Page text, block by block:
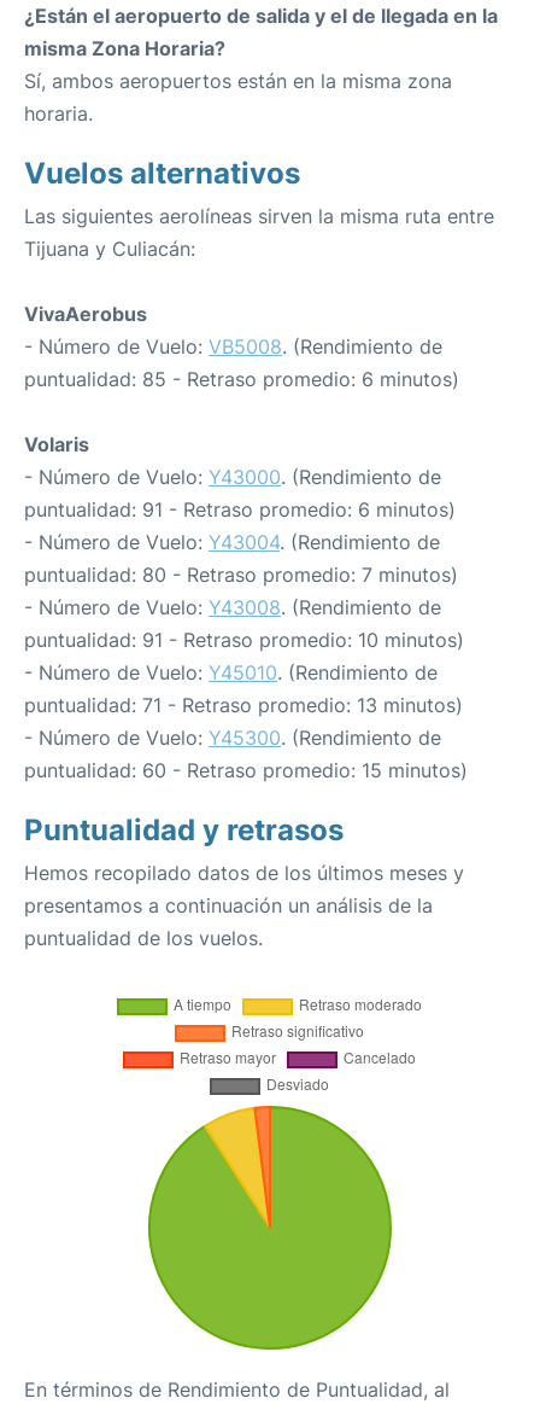
¿Están el aeropuerto de salida y el de llegada en la
misma Zona Horaria?
Sí, ambos aeropuertos están en la misma zona
horaria.
Vuelos alternativos
Las siguientes aerolíneas sirven la misma ruta entre
Tijuana y Culiacán:
VivaAerobus
- Número de Vuelo: VB5008. (Rendimiento de
puntualidad: 85 - Retraso promedio: 6 minutos)
Volaris
- Número de Vuelo: Y43000. (Rendimiento de
puntualidad: 91 - Retraso promedio: 6 minutos)
- Número de Vuelo: Y43004. (Rendimiento de
puntualidad: 80 - Retraso promedio: 7 minutos)
- Número de Vuelo: Y43008. (Rendimiento de
puntualidad: 91 - Retraso promedio: 10 minutos)
- Número de Vuelo: Y45010. (Rendimiento de
puntualidad: 71 - Retraso promedio: 13 minutos)
- Número de Vuelo: Y45300. (Rendimiento de
puntualidad: 60 - Retraso promedio: 15 minutos)
Puntualidad y retrasos
Hemos recopilado datos de los últimos meses y
presentamos a continuación un análisis de la
puntualidad de los vuelos.
En términos de Rendimiento de Puntualidad, al